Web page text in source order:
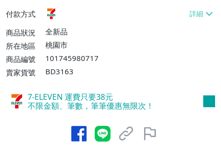
或消費滿$800免運費】
付款方式
商品狀況
全新品
所在地區
桃園市
商品編號
101745980717
賣家貨號
BD3163
7-ELEVEN 運費只要38元
不限金額、筆數，筆筆優惠無限次！